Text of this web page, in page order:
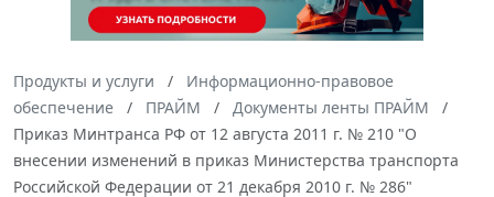
Продукты и услуги
Информационно-правовое
обеспечение
ПРАЙМ
Документы ленты ПРАЙМ
Приказ Минтранса РФ от 12 августа 2011 г. № 210 "О
внесении изменений в приказ Министерства транспорта
Российской Федерации от 21 декабря 2010 г. № 286"